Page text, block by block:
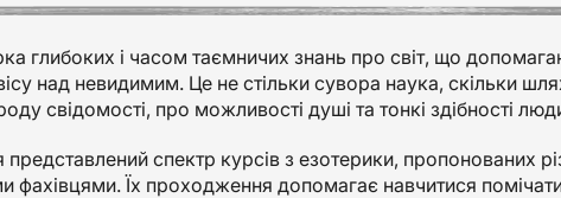
глибоких і часом таємничих знань про світ, що
над невидимим. Це не стільки сувора наука, скільки
свідомості, про можливості душі та тонкі здібності
представлений спектр курсів з езотерики,
фахівцями. Їх проходження допомагає навчитися